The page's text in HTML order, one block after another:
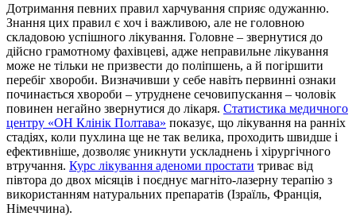
Дотримання певних правил харчування сприяє одужанню.
Знання цих правил є хоч і важливою, але не головною
складовою успішного лікування. Головне – звернутися до
дійсно грамотному фахівцеві, адже неправильне лікування
може не тільки не призвести до поліпшень, а й погіршити
перебіг хвороби. Визначивши у себе навіть первинні ознаки
починається хвороби – утруднене сечовипускання – чоловік
повинен негайно звернутися до лікаря. Статистика медичного
центру «ОН Клінік Полтава» показує, що лікування на ранніх
стадіях, коли пухлина ще не так велика, проходить швидше і
ефективніше, дозволяє уникнути ускладнень і хірургічного
втручання. Курс лікування аденоми простати триває від
півтора до двох місяців і поєднує магніто-лазерну терапію з
використанням натуральних препаратів (Ізраїль, Франція,
Німеччина).